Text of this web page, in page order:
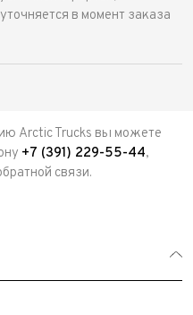
в момент заказа
Arctic Trucks вы можете
+7 (391) 229-55-44,
связи.